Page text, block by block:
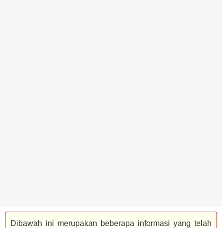
Dibawah ini merupakan beberapa informasi yang telah